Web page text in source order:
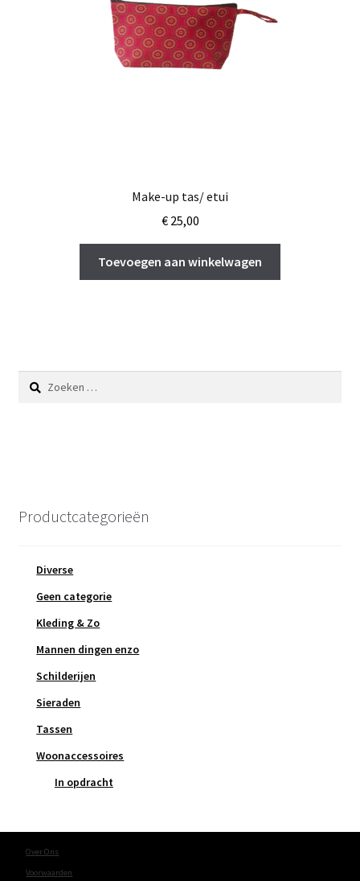
Make-up tas/ etui
€25,00
Toevoegen aan winkelwagen
Zoeken
naar:
Productcategorieën
Diverse
Geen categorie
Kleding & Zo
Mannen dingen enzo
Schilderijen
Sieraden
Tassen
Woonaccessoires
In opdracht
Over Ons
Voorwaarden